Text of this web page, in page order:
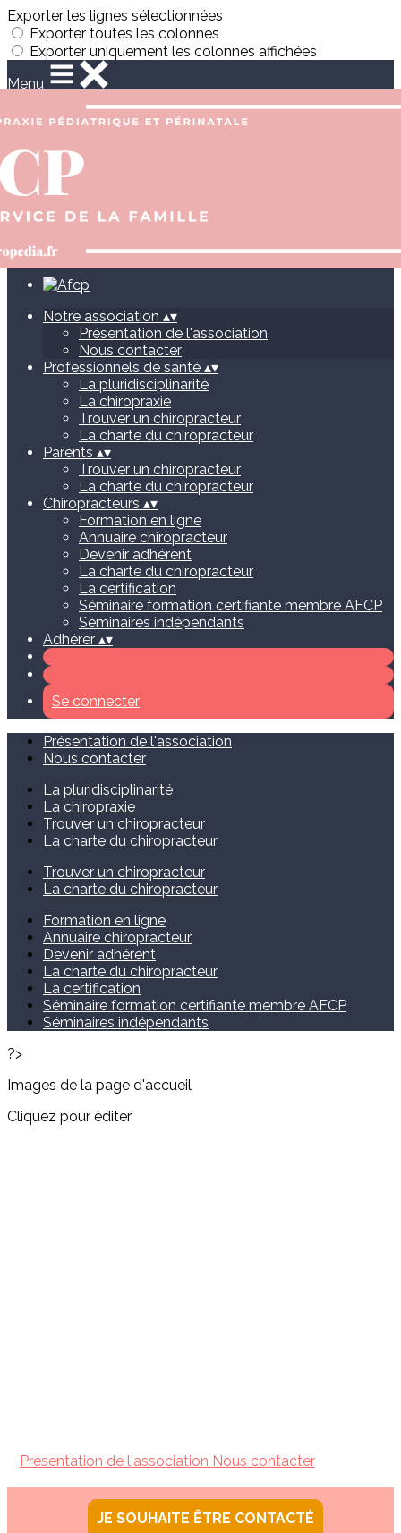
Exporter les lignes sélectionnées
Exporter toutes les colonnes
Exporter uniquement les colonnes affichées
Menu
>
Présentation de l'association
Nous contacter
Ajoutez un logo, un bouton, des réseaux sociaux
Notre association ▴▾
Présentation de l'association
Nous contacter
Professionnels de santé ▴▾
La pluridisciplinarité
La chiropraxie
Trouver un chiropracteur
La charte du chiropracteur
Parents ▴▾
Trouver un chiropracteur
La charte du chiropracteur
Chiropracteurs ▴▾
Formation en ligne
Annuaire chiropracteur
Devenir adhérent
La charte du chiropracteur
La certification
Séminaire formation certifiante membre AFCP
Séminaires indépendants
Adhérer ▴▾
Se connecter
Présentation de l'association
Nous contacter
La pluridisciplinarité
La chiropraxie
Trouver un chiropracteur
La charte du chiropracteur
Trouver un chiropracteur
La charte du chiropracteur
Formation en ligne
Annuaire chiropracteur
Devenir adhérent
La charte du chiropracteur
La certification
Séminaire formation certifiante membre AFCP
Séminaires indépendants
?>
Images de la page d'accueil
Cliquez pour éditer
Présentation de l'association Nous contacter
JE SOUHAITE ÊTRE CONTACTÉ